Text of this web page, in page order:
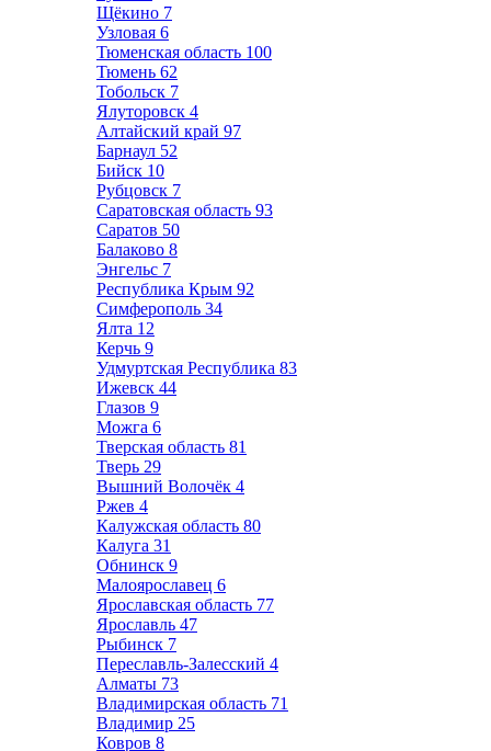
Щёкино 7
Узловая 6
Тюменская область 100
Тюмень 62
Тобольск 7
Ялуторовск 4
Алтайский край 97
Барнаул 52
Бийск 10
Рубцовск 7
Саратовская область 93
Саратов 50
Балаково 8
Энгельс 7
Республика Крым 92
Симферополь 34
Ялта 12
Керчь 9
Удмуртская Республика 83
Ижевск 44
Глазов 9
Можга 6
Тверская область 81
Тверь 29
Вышний Волочёк 4
Ржев 4
Калужская область 80
Калуга 31
Обнинск 9
Малоярославец 6
Ярославская область 77
Ярославль 47
Рыбинск 7
Переславль-Залесский 4
Алматы 73
Владимирская область 71
Владимир 25
Ковров 8